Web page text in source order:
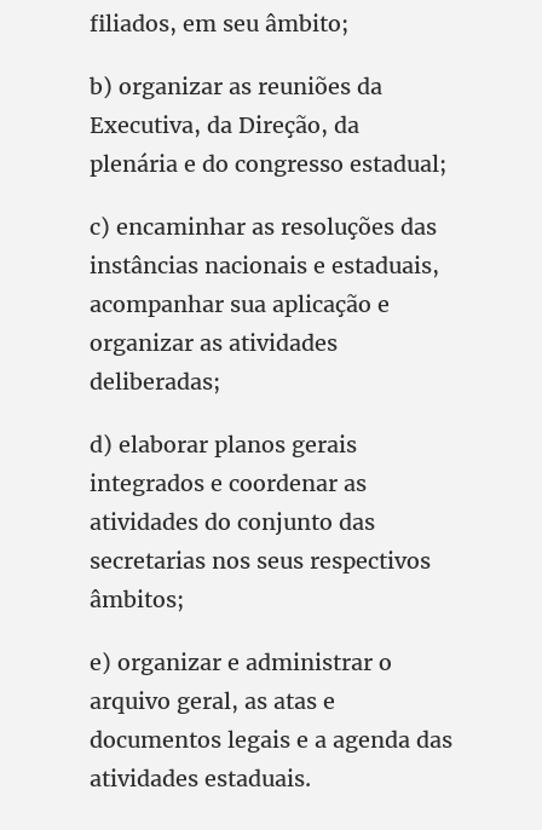
filiados, em seu âmbito;
b) organizar as reuniões da
Executiva, da Direção, da
plenária e do congresso estadual;
c) encaminhar as resoluções das
instâncias nacionais e estaduais,
acompanhar sua aplicação e
organizar as atividades
deliberadas;
d) elaborar planos gerais
integrados e coordenar as
atividades do conjunto das
secretarias nos seus respectivos
âmbitos;
e) organizar e administrar o
arquivo geral, as atas e
documentos legais e a agenda das
atividades estaduais.